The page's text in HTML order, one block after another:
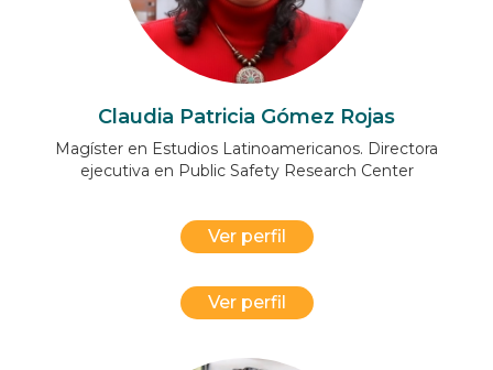
Claudia Patricia Gómez Rojas
Magíster en Estudios Latinoamericanos. Directora
ejecutiva en Public Safety Research Center
Ver perfil
Ver perfil